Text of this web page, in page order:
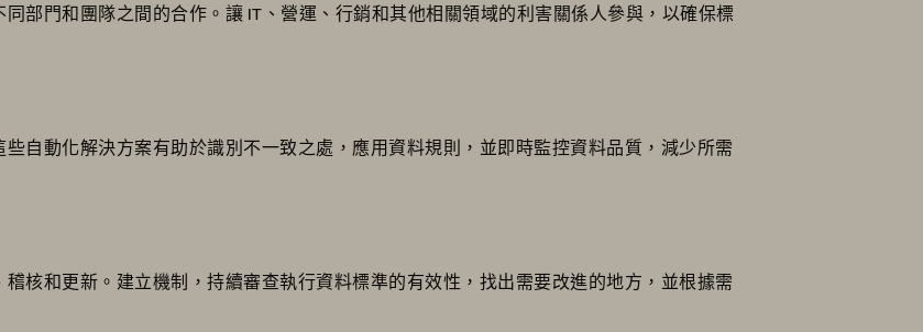
部門和團隊之間的合作。讓 IT、營運、行銷和其他相關領域的利害關係人參與，以確保標
自動化解決方案有助於識別不一致之處，應用資料規則，並即時監控資料品質，減少所需
核和更新。建立機制，持續審查執行資料標準的有效性，找出需要改進的地方，並根據需